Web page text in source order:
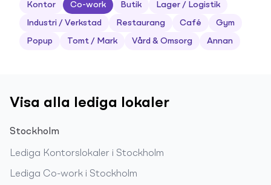
Kontor Co-work Butik Lager / Logistik
Industri / Verkstad Restaurang Café Gym
Popup Tomt / Mark Vård & Omsorg Annan
Visa alla lediga lokaler
Stockholm
Lediga Kontorslokaler i Stockholm
Lediga Co-work i Stockholm